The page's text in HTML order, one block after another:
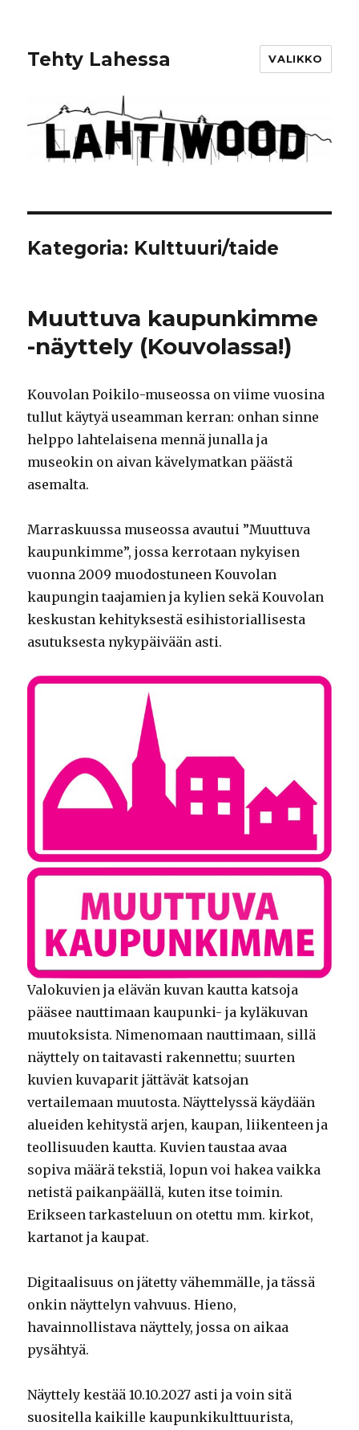
Tehty Lahessa VALIKKO
Kategoria: Kulttuuri/taide
Muuttuva kaupunkimme
-näyttely (Kouvolassa!)
Kouvolan Poikilo-museossa on viime vuosina
tullut käytyä useamman kerran: onhan sinne
helppo lahtelaisena mennä junalla ja
museokin on aivan kävelymatkan päästä
asemalta.
Marraskuussa museossa avautui ”Muuttuva
kaupunkimme”, jossa kerrotaan nykyisen
vuonna 2009 muodostuneen Kouvolan
kaupungin taajamien ja kylien sekä Kouvolan
keskustan kehityksestä esihistoriallisesta
asutuksesta nykypäivään asti.
Valokuvien ja elävän kuvan kautta katsoja
pääsee nauttimaan kaupunki- ja kyläkuvan
muutoksista. Nimenomaan nauttimaan, sillä
näyttely on taitavasti rakennettu; suurten
kuvien kuvaparit jättävät katsojan
vertailemaan muutosta. Näyttelyssä käydään
alueiden kehitystä arjen, kaupan, liikenteen ja
teollisuuden kautta. Kuvien taustaa avaa
sopiva määrä tekstiä, lopun voi hakea vaikka
netistä paikanpäällä, kuten itse toimin.
Erikseen tarkasteluun on otettu mm. kirkot,
kartanot ja kaupat.
Digitaalisuus on jätetty vähemmälle, ja tässä
onkin näyttelyn vahvuus. Hieno,
havainnollistava näyttely, jossa on aikaa
pysähtyä.
Näyttely kestää 10.10.2027 asti ja voin sitä
suositella kaikille kaupunkikulttuurista,